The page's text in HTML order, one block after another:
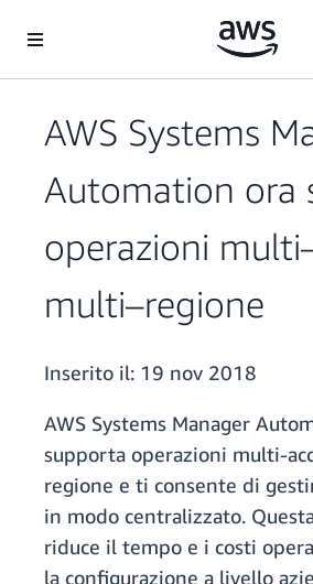
AWS Systems
Automation ora
operazioni
multi–regione
Inserito il: 19 nov 2018
AWS Systems Manager
supporta operazioni multi-
regione e ti consente di
in modo centralizzato.
riduce il tempo e i costi
la configurazione a livello